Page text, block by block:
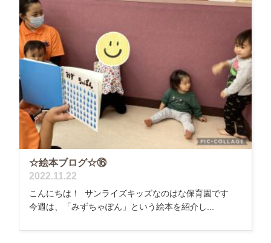
☆絵本ブログ☆⑯
2022.11.22
こんにちは！ サンライズキッズなのはな保育園です
今週は、「みずちゃぽん」という絵本を紹介し...